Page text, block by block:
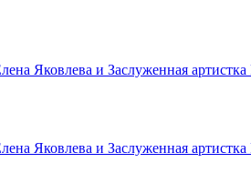
Яковлева и Заслуженная
Яковлева и Заслуженная